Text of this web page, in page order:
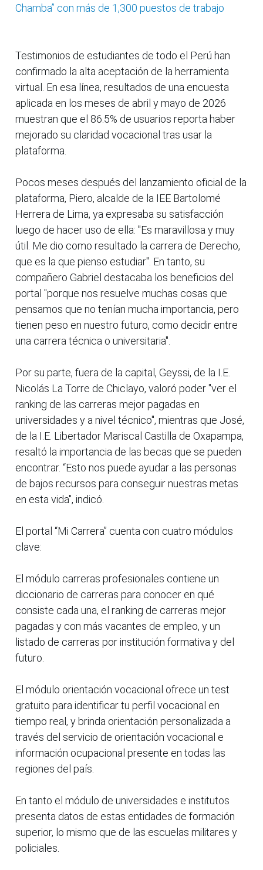
Chamba” con más de 1,300 puestos de trabajo
Testimonios de estudiantes de todo el Perú han
confirmado la alta aceptación de la herramienta
virtual. En esa línea, resultados de una encuesta
aplicada en los meses de abril y mayo de 2026
muestran que el 86.5% de usuarios reporta haber
mejorado su claridad vocacional tras usar la
plataforma.
Pocos meses después del lanzamiento oficial de la
plataforma, Piero, alcalde de la IEE Bartolomé
Herrera de Lima, ya expresaba su satisfacción
luego de hacer uso de ella: "Es maravillosa y muy
útil. Me dio como resultado la carrera de Derecho,
que es la que pienso estudiar". En tanto, su
compañero Gabriel destacaba los beneficios del
portal "porque nos resuelve muchas cosas que
pensamos que no tenían mucha importancia, pero
tienen peso en nuestro futuro, como decidir entre
una carrera técnica o universitaria".
Por su parte, fuera de la capital, Geyssi, de la I.E.
Nicolás La Torre de Chiclayo, valoró poder "ver el
ranking de las carreras mejor pagadas en
universidades y a nivel técnico", mientras que José,
de la I.E. Libertador Mariscal Castilla de Oxapampa,
resaltó la importancia de las becas que se pueden
encontrar. “Esto nos puede ayudar a las personas
de bajos recursos para conseguir nuestras metas
en esta vida", indicó.
El portal “Mi Carrera” cuenta con cuatro módulos
clave:
El módulo carreras profesionales contiene un
diccionario de carreras para conocer en qué
consiste cada una, el ranking de carreras mejor
pagadas y con más vacantes de empleo, y un
listado de carreras por institución formativa y del
futuro.
El módulo orientación vocacional ofrece un test
gratuito para identificar tu perfil vocacional en
tiempo real, y brinda orientación personalizada a
través del servicio de orientación vocacional e
información ocupacional presente en todas las
regiones del país.
En tanto el módulo de universidades e institutos
presenta datos de estas entidades de formación
superior, lo mismo que de las escuelas militares y
policiales.